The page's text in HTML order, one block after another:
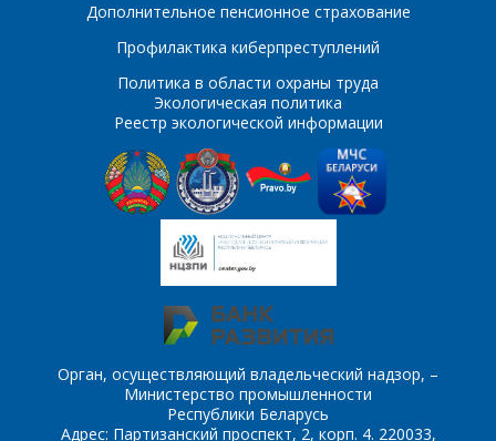
Дополнительное пенсионное страхование
Профилактика киберпреступлений
Политика в области охраны труда
Экологическая политика
Реестр экологической информации
Орган, осуществляющий владельческий надзор, –
Министерство промышленности
Республики Беларусь
Адрес: Партизанский проспект, 2, корп. 4. 220033,